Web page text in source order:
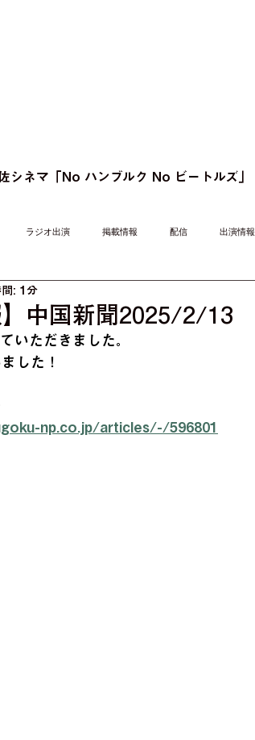
シネマ「No ハンブルク No ビートルズ」
ラジオ出演 掲載情報 配信 出演情報
】中国新聞2025/2/13
間: 1分
いただきました。
した！
np.co.jp/articles/-/596801